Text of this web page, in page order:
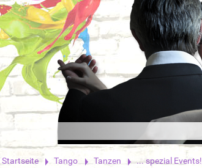
S
Startseite Tango Tanzen ... spezial Events!